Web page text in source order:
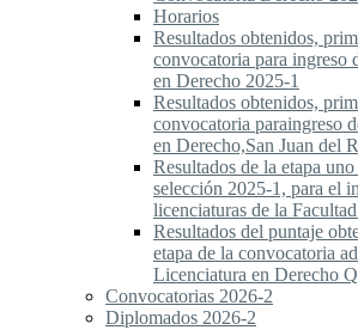
Horarios
Resultados obtenidos,
convocatoria para ingreso
en Derecho 2025-1
Resultados obtenidos,
convocatoria paraingreso
en Derecho,San Juan del
Resultados de la etapa
selección 2025-1, para el
licenciaturas de la
Resultados del puntaje
etapa de la convocatoria
Licenciatura en Derecho
Convocatorias 2026-2
Diplomados 2026-2